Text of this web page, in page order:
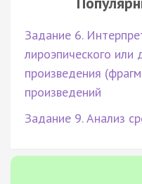
Задание 6.
лироэпического или
произведения
произведений
Задание 9. Анализ